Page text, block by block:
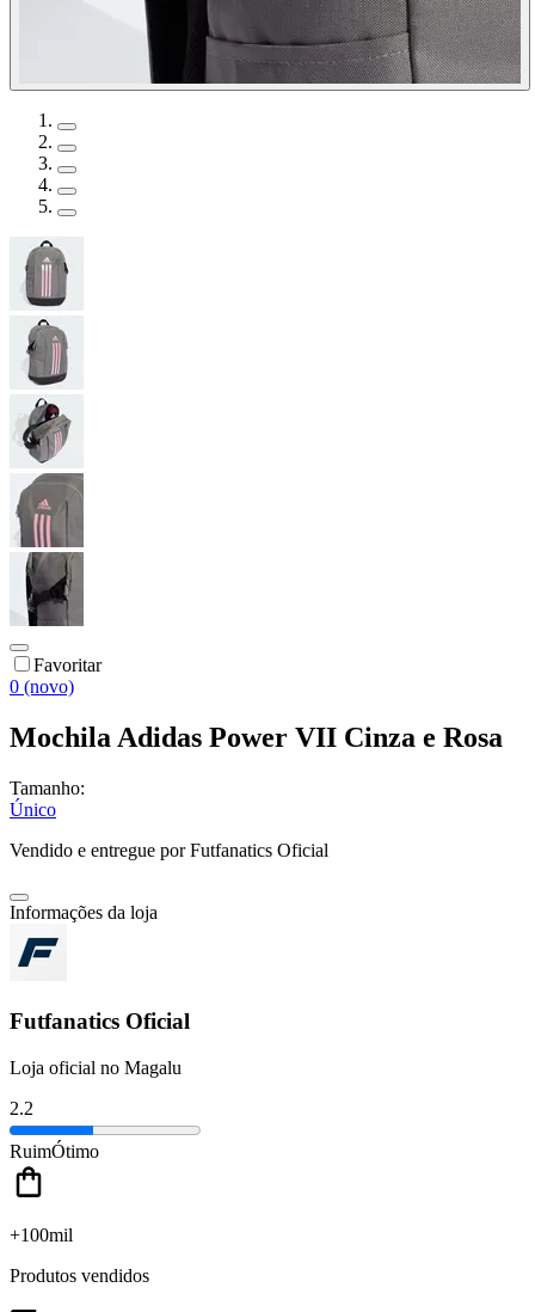
Favoritar
0 (novo)
Mochila Adidas Power VII Cinza e Rosa
Tamanho:
Único
Vendido e entregue por Futfanatics Oficial
Informações da loja
Futfanatics Oficial
Loja oficial no Magalu
2.2
RuimÓtimo
+100mil
Produtos vendidos